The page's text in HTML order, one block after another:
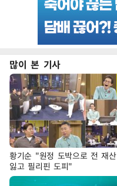
많이 본 기사
황기순 "원정 도박으로 전 재산
잃고 필리핀 도피"